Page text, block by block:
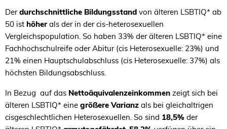
Derdurchschnittliche Bildungsstand von älteren LSBTIQ* ab
50 ist höherals der in der cis-heterosexuellen
Vergleichspopulation. So haben 33% der älteren LSBTIQ* eine
Fachhochschulreife oder Abitur (cis Heterosexuelle: 23%) und
21% einen Hauptschulabschluss (cis Heterosexuelle: 37%) als
höchsten Bildungsabschluss.
In Bezug auf das Nettoäquivalenzeinkommen zeigt sich bei
älteren LSBTIQ* eine größere Varianz als bei gleichaltrigen
cisgeschlechtlichen Heterosexuellen. So sind 18,5% der